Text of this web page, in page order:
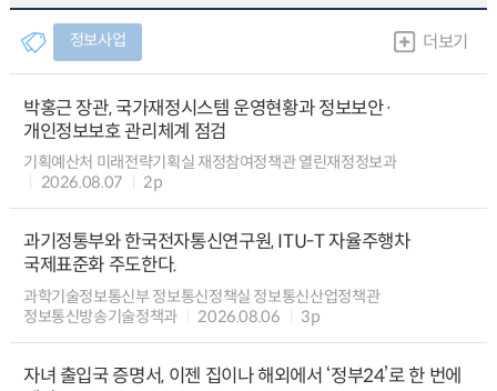
정보사업 더보기
박홍근 장관, 국가재정시스템 운영현황과 정보보안·
개인정보보호 관리체계 점검
기획예산처 미래전략기획실 재정참여정책관 열린재정정보과
2026.08.07
2p
과기정통부와 한국전자통신연구원, ITU-T 자율주행차
국제표준화 주도한다.
과학기술정보통신부 정보통신정책실 정보통신산업정책관
정보통신방송기술정책과
2026.08.06 3p
자녀 출입국 증명서, 이젠 집이나 해외에서 ‘정부24’로 한 번에